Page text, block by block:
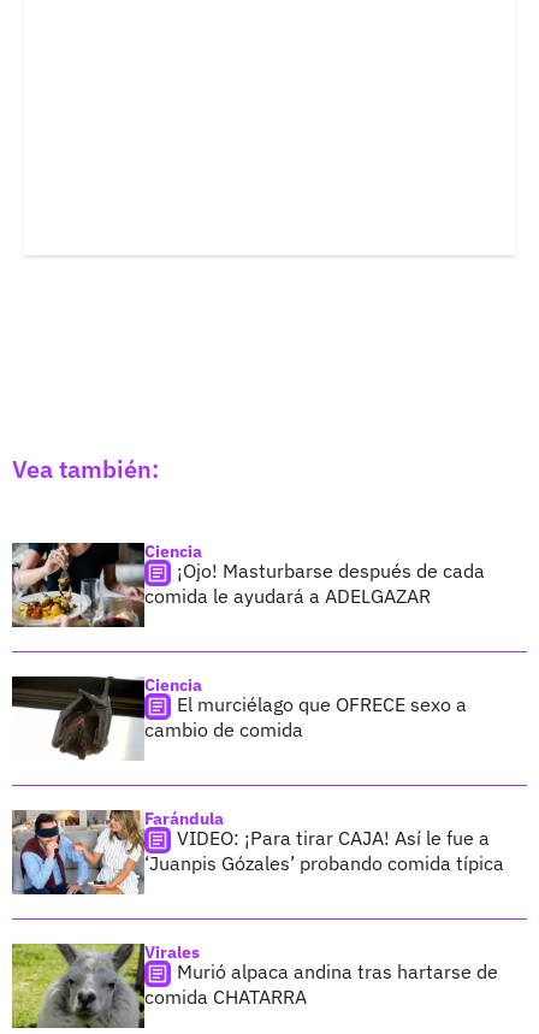
Vea también:
Ciencia
¡Ojo! Masturbarse después de cada
comida le ayudará a ADELGAZAR
Ciencia
El murciélago que OFRECE sexo a
cambio de comida
Farándula
VIDEO: ¡Para tirar CAJA! Así le fue a
‘Juanpis Gózales’ probando comida típica
Virales
Murió alpaca andina tras hartarse de
comida CHATARRA